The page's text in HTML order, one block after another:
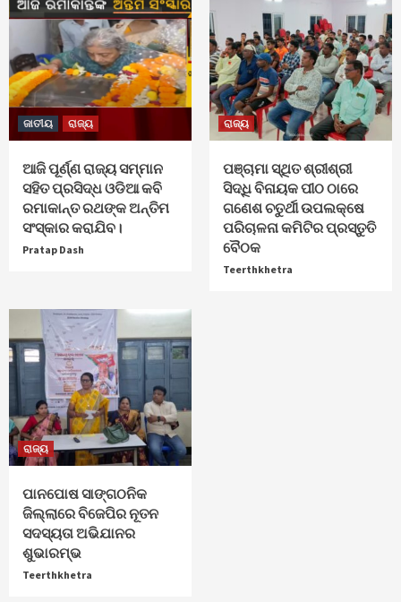
ଜାତୀୟ ରାଜ୍ୟ
ଆଜି ପୂର୍ଣ୍ଣ ରାଜ୍ୟ ସମ୍ମାନ
ସହିତ ପ୍ରସିଦ୍ଧ ଓଡିଆ କବି
ରମାକାନ୍ତ ରଥଙ୍କ ଅନ୍ତିମ
ସଂସ୍କାର କରାଯିବ।
Pratap Dash
ରାଜ୍ୟ
ପଞ୍ଚାମା ସ୍ଥିତ ଶ୍ରୀଶ୍ରୀ
ସିଦ୍ଧି ବିନାୟକ ପୀଠ ଠାରେ
ଗଣେଶ ଚତୁର୍ଥୀ ଉପଲକ୍ଷେ
ପରିଚାଳନା କମିଟିର ପ୍ରସ୍ତୁତି
ବୈଠକ
Teerthkhetra
ରାଜ୍ୟ
ପାନପୋଷ ସାଙ୍ଗଠନିକ
ଜିଲ୍ଲାରେ ବିଜେପିର ନୂତନ
ସଦସ୍ୟତା ଅଭିଯାନର
ଶୁଭାରମ୍ଭ
Teerthkhetra